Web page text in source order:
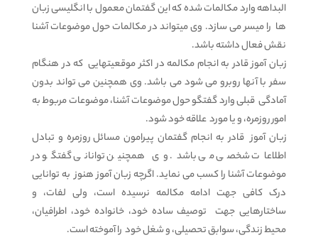
البداهه وارد مکالمات شده که این گفتمان معمول با انگلیسی زبان
ها را میسر می سازد. وی میتواند در مکالمات حول موضوعات آشنا
نقش فعال داشته باشد.
زبان آموز قادر به انجام مکالمه در اکثر موقعیتهایی که در هنگام
سفر با آنها روبرو می شود می باشد. وی همچنین می تواند بدون
آمادگی قبلی وارد گفتگو حول موضوعات آشنا، موضوعات مربوط به
امور روزمره، و یا مورد علاقه خود شود.
زبان آموز قادر به انجام گفتمان پیرامون مسائل روزمره و تبادل
اطلاعات شخصی می باشد. وی همچنین توانانی گفتگو در
موضوعات آشنا را کسب می نماید. اگرچه زبان آموز هنوز به توانایی
درک کافی جهت ادامه مکالمه نرسیده است، ولی لفات، و
ساختارهایی جهت توصیف ساده خود، خانواده خود، اطرافیان،
محیط زندگی، سوابق تحصیلی، و شغل خود را آموخته است.